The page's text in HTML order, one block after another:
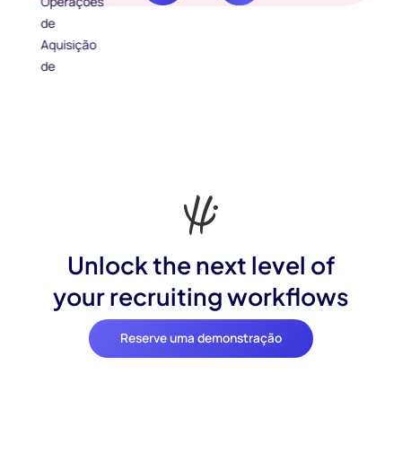
Unlock the next level of
your recruiting workflows
Reserve uma demonstração